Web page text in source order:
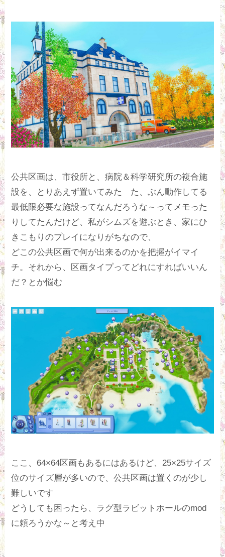
公共区画は、市役所と、病院＆科学研究所の複合施
設を、とりあえず置いてみた た、ぶん動作してる
最低限必要な施設ってなんだろうな～ってメモった
りしてたんだけど、私がシムズを遊ぶとき、家にひ
きこもりのプレイになりがちなので、
どこの公共区画で何が出来るのかを把握がイマイ
チ。それから、区画タイプってどれにすればいいん
だ？とか悩む
ここ、64×64区画もあるにはあるけど、25×25サイズ
位のサイズ層が多いので、公共区画は置くのが少し
難しいです
どうしても困ったら、ラグ型ラビットホールのmod
に頼ろうかな～と考え中